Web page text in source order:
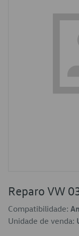
Reparo VW
Compatibilidade:
Unidade de venda: